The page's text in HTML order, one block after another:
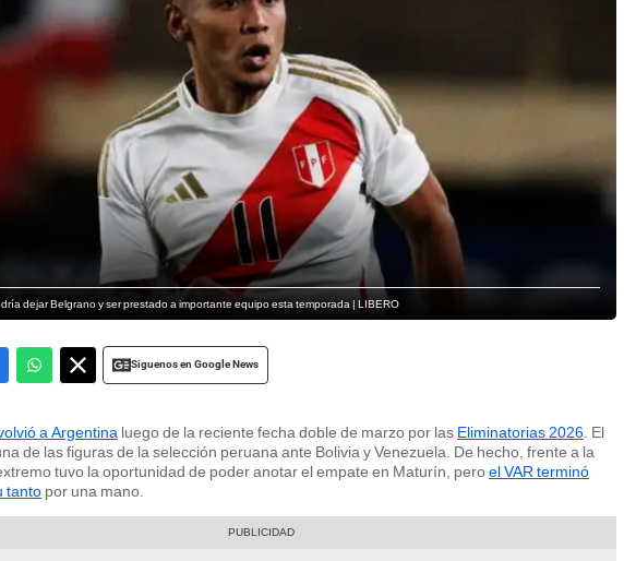
dejar Belgrano y ser prestado a importante equipo esta temporada | LIBERO
Siguenos en Google News
a Argentina luego de la reciente fecha doble de marzo por las Eliminatorias 2026 . El
de las figuras de la selección peruana ante Bolivia y Venezuela. De hecho, frente a la
tuvo la oportunidad de poder anotar el empate en Maturín, peroel VAR terminó
tanto por una mano.